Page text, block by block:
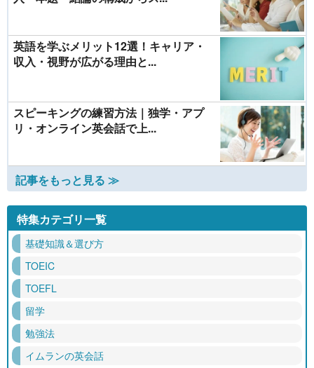
英語を学ぶメリット12選！キャリア・
収入・視野が広がる理由と...
スピーキングの練習方法｜独学・アプ
リ・オンライン英会話で上...
記事をもっと見る ≫
特集カテゴリ一覧
基礎知識＆選び方
TOEIC
TOEFL
留学
勉強法
イムランの英会話